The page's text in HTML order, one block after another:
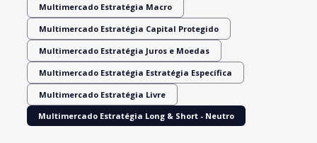
Multimercado Estratégia Macro
Multimercado Estratégia Capital Protegido
Multimercado Estratégia Juros e Moedas
Multimercado Estratégia Estratégia Específica
Multimercado Estratégia Livre
Multimercado Estratégia Long & Short - Neutro